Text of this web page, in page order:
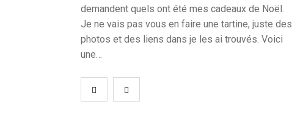
demandent quels ont été mes cadeaux de Noël.
Je ne vais pas vous en faire une tartine, juste des
photos et des liens dans je les ai trouvés. Voici
une…